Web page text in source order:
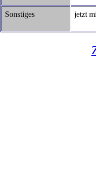
Sonstiges
jetzt